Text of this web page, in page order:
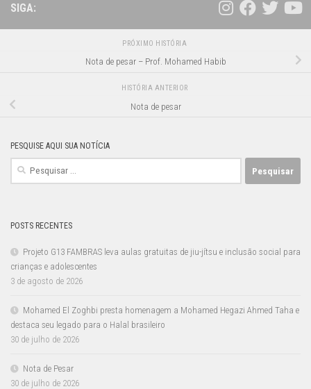
SIGA:
PRÓXIMO HISTÓRIA
Nota de pesar – Prof. Mohamed Habib
HISTÓRIA ANTERIOR
Nota de pesar
PESQUISE AQUI SUA NOTÍCIA
Pesquisar
POSTS RECENTES
Projeto G13 FAMBRAS leva aulas gratuitas de jiu-jítsu e inclusão social para
crianças e adolescentes
3 de agosto de 2026
Mohamed El Zoghbi presta homenagem a Mohamed Hegazi Ahmed Taha e
destaca seu legado para o Halal brasileiro
30 de julho de 2026
Nota de Pesar
30 de julho de 2026